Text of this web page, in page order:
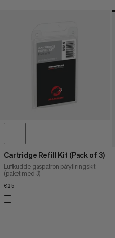
Cartridge Refill Kit (Pack of 3)
Luftkudde gaspatron påfyllningskit
(paket med 3)
€25